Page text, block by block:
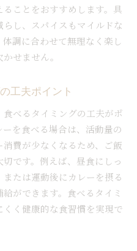
ことをおすすめします。具
し、スパイスもマイルドな
調に合わせて無理なく楽し
せません。
工夫ポイント
べるタイミングの工夫がポ
を食べる場合は、活動量の
費が少なくなるため、ご飯
です。例えば、昼食にしっ
たは運動後にカレーを摂る
ができます。食べるタイミ
く健康的な食習慣を実現で